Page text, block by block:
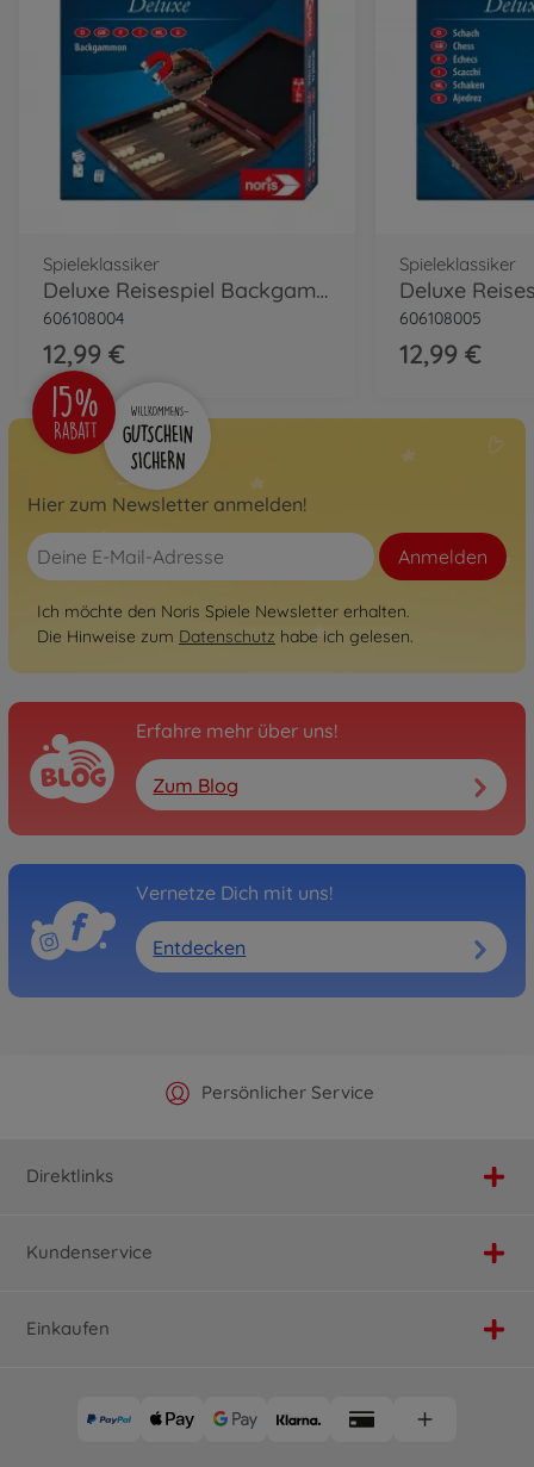
Spieleklassiker
Deluxe Reisespiel Backgammon
606108004
12,99 €
Spieleklassiker
Deluxe
606108005
12,99 €
Hier zum Newsletter anmelden!
Anmelden
Ich möchte den Noris Spiele Newsletter erhalten.
Die Hinweise zum Datenschutz habe ich gelesen.
Erfahre mehr über uns!
Zum Blog
Vernetze Dich mit uns!
Entdecken
Offizieller Hersteller Shop
Persönlicher Service
Versandkostenfrei ab 25€
Schnelle Lieferung
Direktlinks
Kundenservice
Einkaufen